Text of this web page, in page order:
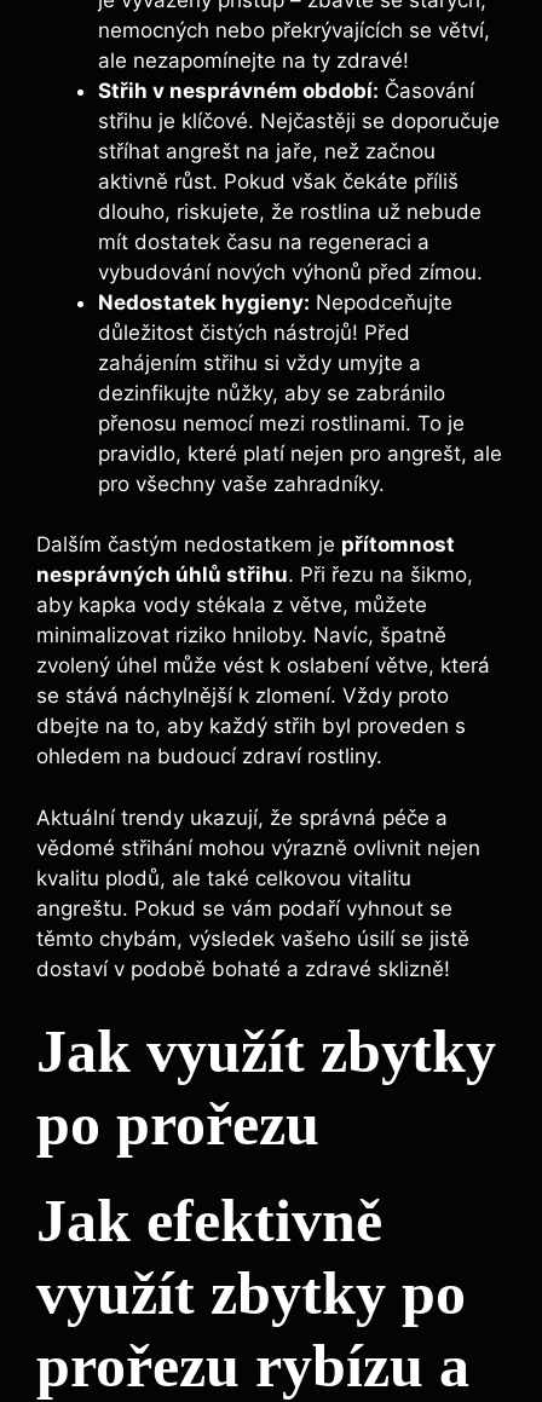
nemocných nebo překrývajících se větví,
ale nezapomínejte na ty zdravé!
Střih v nesprávném období: Časování
střihu je klíčové. Nejčastěji se doporučuje
stříhat angrešt na jaře, než začnou
aktivně růst. Pokud však čekáte příliš
dlouho, riskujete, že rostlina už nebude
mít dostatek času na regeneraci a
vybudování nových výhonů před zímou.
Nedostatek hygieny: Nepodceňujte
důležitost čistých nástrojů! Před
zahájením střihu si vždy umyjte a
dezinfikujte nůžky, aby se zabránilo
přenosu nemocí mezi rostlinami. To je
pravidlo, které platí nejen pro angrešt, ale
pro všechny vaše zahradníky.
Dalším častým nedostatkem je přítomnost
nesprávných úhlů střihu. Při řezu na šikmo,
aby kapka vody stékala z větve, můžete
minimalizovat riziko hniloby. Navíc, špatně
zvolený úhel může vést k oslabení větve, která
se stává náchylnější k zlomení. Vždy proto
dbejte na to, aby každý střih byl proveden s
ohledem na budoucí zdraví rostliny.
Aktuální trendy ukazují, že správná péče a
vědomé střihání mohou výrazně ovlivnit nejen
kvalitu plodů, ale také celkovou vitalitu
angreštu. Pokud se vám podaří vyhnout se
těmto chybám, výsledek vašeho úsilí se jistě
dostaví v podobě bohaté a zdravé sklizně!
Jak využít zbytky
po prořezu
Jak efektivně
využít zbytky po
prořezu rybízu a